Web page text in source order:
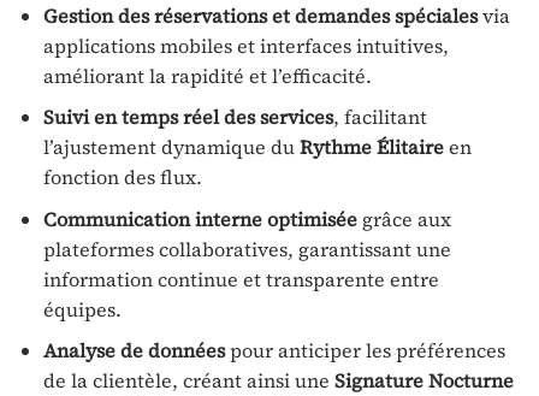
Gestion des réservations et demandes spécialesvia
applications mobiles et interfaces intuitives,
améliorant la rapidité et l’efficacité.
Suivi en temps réel des services, facilitant
l’ajustement dynamique duRythme Élitaireen
fonction des flux.
Communication interne optimiséegrâce aux
plateformes collaboratives, garantissant une
information continue et transparente entre
équipes.
Analyse de donnéespour anticiper les préférences
de la clientèle, créant ainsi une Signature Nocturne